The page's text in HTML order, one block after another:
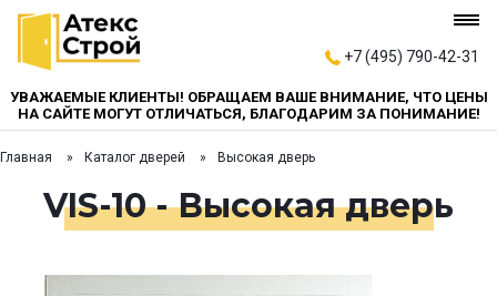
+7 (495) 790-42-31
УВАЖАЕМЫЕ КЛИЕНТЫ! ОБРАЩАЕМ ВАШЕ ВНИМАНИЕ, ЧТО ЦЕНЫ
НА САЙТЕ МОГУТ ОТЛИЧАТЬСЯ, БЛАГОДАРИМ ЗА ПОНИМАНИЕ!
Главная Каталог дверей Высокая дверь
VIS-10 - Высокая дверь